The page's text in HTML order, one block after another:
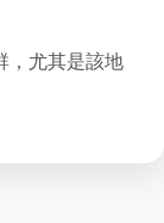
，尤其是該地